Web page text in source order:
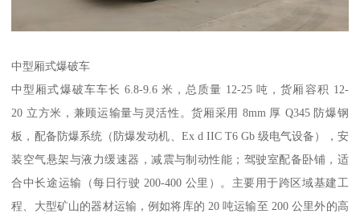
中型厢式爆破车​
中型厢式爆破车车长 6.8-9.6 米，总质量 12-25 吨，货厢容积 12-
20 立方米，兼顾运输量与灵活性。货厢采用 8mm 厚 Q345 防爆钢
板，配备防爆系统（防爆发动机、Ex d IIC T6 Gb 级电气设备），安
装空气悬架与液力缓速器，减震与制动性能；驾驶室配备卧铺，适
合中长途运输（每日行驶 200-400 公里）。主要用于跨区域基建工
程、大型矿山的器材运输，例如将库的 20 吨运输至 200 公里外的高